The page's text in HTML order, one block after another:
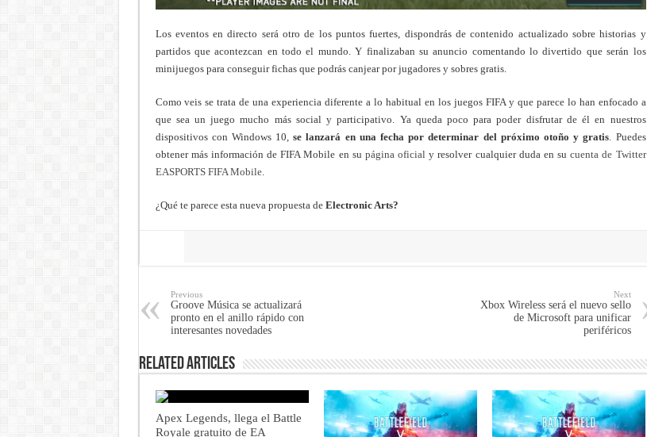
Los eventos en directo será otro de los puntos fuertes, dispondrás de contenido actualizado sobre historias y
partidos que acontezcan en todo el mundo. Y finalizaban su anuncio comentando lo divertido que serán los
minijuegos para conseguir fichas que podrás canjear por jugadores y sobres gratis.
Como veis se trata de una experiencia diferente a lo habitual en los juegos FIFA y que parece lo han enfocado a
que sea un juego mucho más social y participativo. Ya queda poco para poder disfrutar de él en nuestros
dispositivos con Windows 10,se lanzará en una fecha por determinar del próximo otoño y gratis . Puedes
obtener más información de FIFA Mobile en su página oficial y resolver cualquier duda en sucuenta de Twitter
EASPORTS FIFA Mobile.
¿Qué te parece esta nueva propuesta de Electronic Arts?
Previous
Groove Música se actualizará
pronto en el anillo rápido con
interesantes novedades
Next
Xbox Wireless será el nuevo sello
de Microsoft para unificar
periféricos
Related Articles
Apex Legends, llega el Battle
Royale gratuito de EA